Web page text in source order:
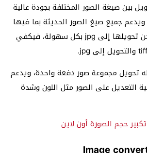
بين صيغة الصور المختلفة بجودة عالية
ويدعم جميع صيغ الصور الحديثة بما فيها
صيغة tiff التي يمكن تحويلها إلى jpg بكل سهولة، فيكفي
تحويل مجموعة صور دفعة واحدة، ويدعم
التعديل على الصور مثل اللون وشدة
حجم الصورة أون لاين